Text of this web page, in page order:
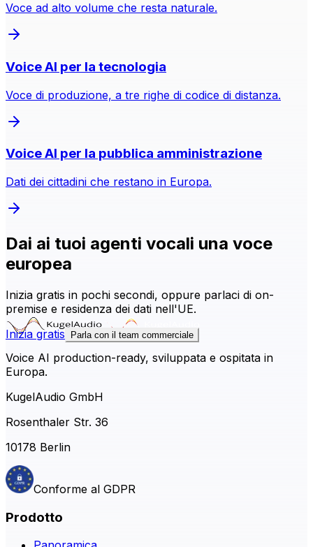
Voce ad alto volume che resta naturale.
Voice AI per la tecnologia
Voce di produzione, a tre righe di codice di distanza.
Voice AI per la pubblica amministrazione
Dati dei cittadini che restano in Europa.
Dai ai tuoi agenti vocali una voce
europea
Inizia gratis in pochi secondi, oppure parlaci di on-
premise e residenza dei dati nell'UE.
Inizia gratis
Parla con il team commerciale
Voice AI production-ready, sviluppata e ospitata in
Europa.
KugelAudio GmbH
Rosenthaler Str. 36
10178 Berlin
Conforme al GDPR
Prodotto